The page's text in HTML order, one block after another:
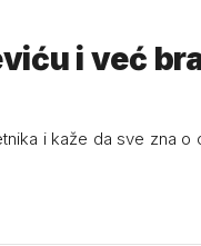
i već
i kaže da sve zna o